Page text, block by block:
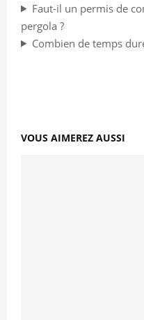
Faut-il un permis de
pergola ?
Combien de temps
VOUS AIMEREZ AUSSI